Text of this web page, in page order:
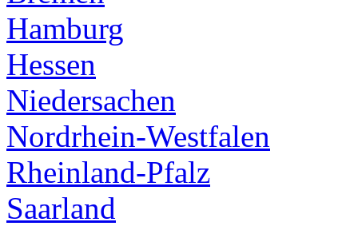
Hamburg
Hessen
Niedersachen
Nordrhein-Westfalen
Rheinland-Pfalz
Saarland